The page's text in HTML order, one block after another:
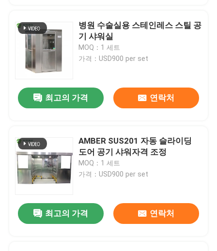
제품
우리에 대하여
공장 여행
병원 수술실용 스테인레스 스틸 공
기 샤워실
MOQ：1 세트
가격：USD900 per set
최고의 가격 연락처
AMBER SUS201 자동 슬라이딩
도어 공기 샤워자격 조정
MOQ：1 세트
가격：USD900 per set
최고의 가격 연락처